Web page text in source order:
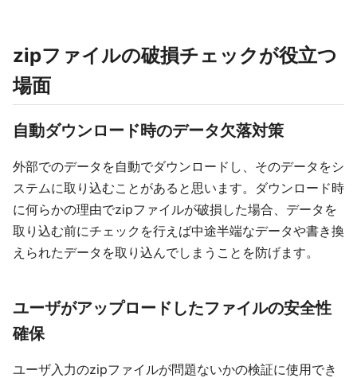
zipファイルの破損チェックが役立つ
場面
自動ダウンロード時のデータ欠落対策
外部でのデータを自動でダウンロードし、そのデータをシ
ステムに取り込むことがあると思います。ダウンロード時
に何らかの理由でzipファイルが破損した場合、データを
取り込む前にチェックを行えば中途半端なデータや書き換
えられたデータを取り込んでしまうことを防げます。
ユーザがアップロードしたファイルの安全性
確保
ユーザ入力のzipファイルが問題ないかの検証に使用でき